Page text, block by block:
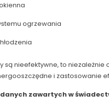
ogrzewania
są nieefektywne, to
i zastosowanie
zawartych w